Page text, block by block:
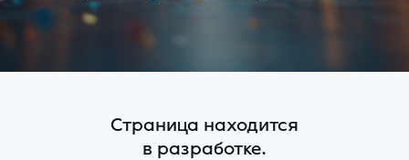
Страница находится
в разработке.